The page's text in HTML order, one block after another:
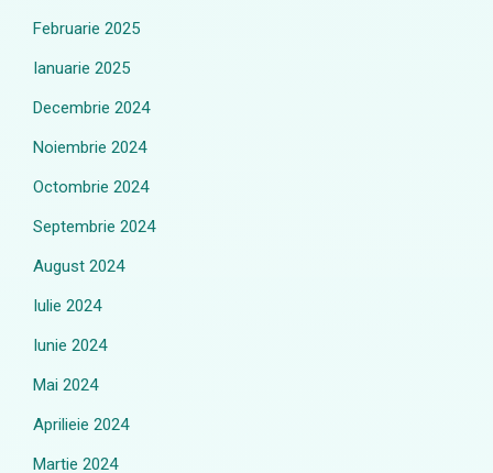
Februarie 2025
Ianuarie 2025
Decembrie 2024
Noiembrie 2024
Octombrie 2024
Septembrie 2024
August 2024
Iulie 2024
Iunie 2024
Mai 2024
Aprilieie 2024
Martie 2024